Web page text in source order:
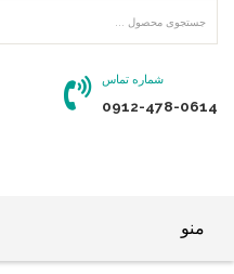
شماره تماس
0912-478-0614
منو